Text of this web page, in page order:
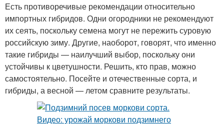
Есть противоречивые рекомендации относительно
импортных гибридов. Одни огородники не рекомендуют
их сеять, поскольку семена могут не пережить суровую
российскую зиму. Другие, наоборот, говорят, что именно
такие гибриды — наилучший выбор, поскольку они
устойчивы к цветушности. Решить, кто прав, можно
самостоятельно. Посейте и отечественные сорта, и
гибриды, а весной — летом сравните результаты.